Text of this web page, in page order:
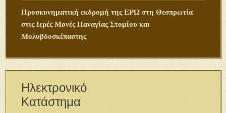
Προσκυνηματική εκδρομή της ΕΡΩ στη Θεσπρωτία
στις Ιερές Μονές Παναγίας Στομίου και
Μολυβδοσκέπαστης
Ηλεκτρονικό
Κατάστημα